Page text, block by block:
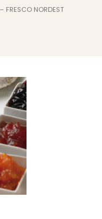
FRESCO NORDEST